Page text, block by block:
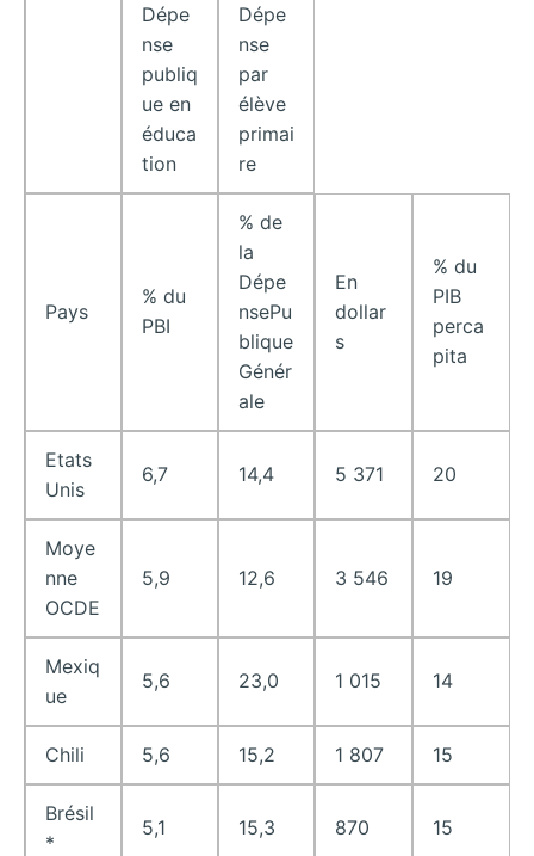
Dépe
nse
publiq
ue en
éduca
tion
Dépe
nse
par
élève
primai
re
Pays
% du
PBI
% de
la
Dépe
nsePu
blique
Génér
ale
En
dollar
s
% du
PIB
perca
pita
Etats
Unis
6,7 14,4 5 371 20
Moye
nne
OCDE
5,9 12,6 3 546 19
Mexiq
ue
5,6 23,0 1 015 14
Chili 5,6 15,2 1 807 15
Brésil
*
5,1 15,3 870 15